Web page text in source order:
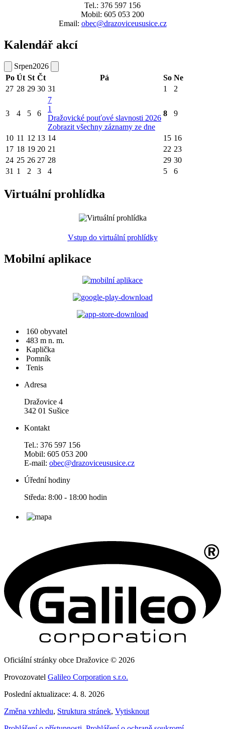
Tel.: 376 597 156
Mobil: 605 053 200
Email: obec@drazoviceususice.cz
Kalendář akcí
Srpen2026
Po Út St Čt Pá So Ne
27 28 29 30 31 1 2
3 4 5 6
7
1
Dražovické pouťové slavnosti 2026
Zobrazit všechny záznamy ze dne
8 9
10 11 12 13 14 15 16
17 18 19 20 21 22 23
24 25 26 27 28 29 30
31 1 2 3 4 5 6
Virtuální prohlídka
Vstup do virtuální prohlídky
Mobilní aplikace
160 obyvatel
483 m n. m.
Kaplička
Pomník
Tenis
Adresa
Dražovice 4
342 01 Sušice
Kontakt
Tel.: 376 597 156
Mobil: 605 053 200
E-mail: obec@drazoviceususice.cz
Úřední hodiny
Středa: 8:00 - 18:00 hodin
Oficiální stránky obce Dražovice © 2026
Provozovatel Galileo Corporation s.r.o.
Poslední aktualizace: 4. 8. 2026
Změna vzhledu, Struktura stránek, Vytisknout